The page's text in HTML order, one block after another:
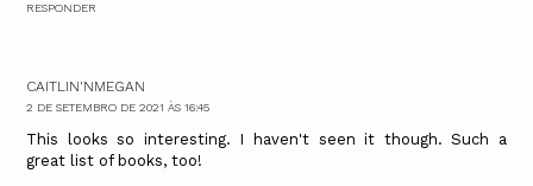
RESPONDER
CAITLIN'NMEGAN
2 DE SETEMBRO DE 2021 ÀS 16:45
This looks so interesting. I haven't seen it though. Such a
great list of books, too!